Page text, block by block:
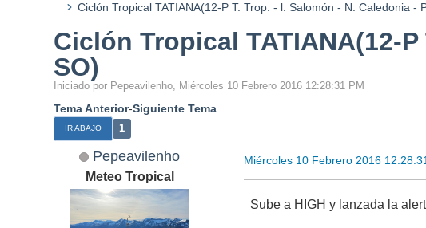
Ciclón Tropical TATIANA(12-P T. Trop. - l. Salomón - N. Caledonia -
Ciclón Tropical TATIANA(12-
SO)
Iniciado por Pepeavilenho, Miércoles 10 Febrero 2016 12:28:31 PM
Tema Anterior-Siguiente Tema
IR ABAJO 1
Pepeavilenho
Meteo Tropical
Miércoles 10 Febrero 2016
Sube a HIGH y lanzada la